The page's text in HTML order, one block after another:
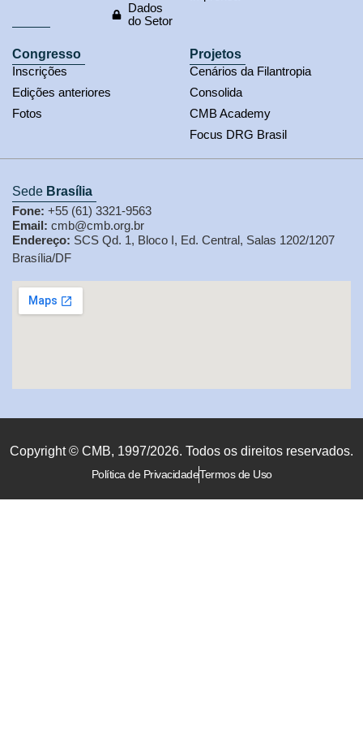
Dados
do Setor
Congresso
Inscrições
Edições anteriores
Fotos
Projetos
Cenários da Filantropia
Consolida
CMB Academy
Focus DRG Brasil
Sede Brasília
Fone: +55 (61) 3321-9563
Email: cmb@cmb.org.br
Endereço: SCS Qd. 1, Bloco I, Ed. Central, Salas 1202/1207
Brasília/DF
Copyright © CMB, 1997/2026. Todos os direitos reservados.
Política de PrivacidadeTermos de Uso